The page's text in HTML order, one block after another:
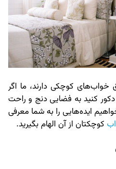
خواب‌های کوچکی دارند، ما اگر
کنید به فضایی دنج و راحت
ایده‌هایی را به شما معرفی
کوچکتان از آن الهام بگیرید.